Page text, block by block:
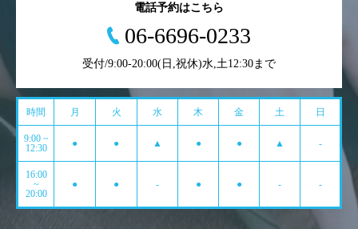
電話予約はこちら
06-6696-0233
受付/9:00-20:00(日,祝休)水,土12:30まで
時間 月 火 水 木 金 土 日
9:00 ~
12:30
● ● ▲ ● ● ▲ -
16:00
~
20:00
● ● - ● ● - -